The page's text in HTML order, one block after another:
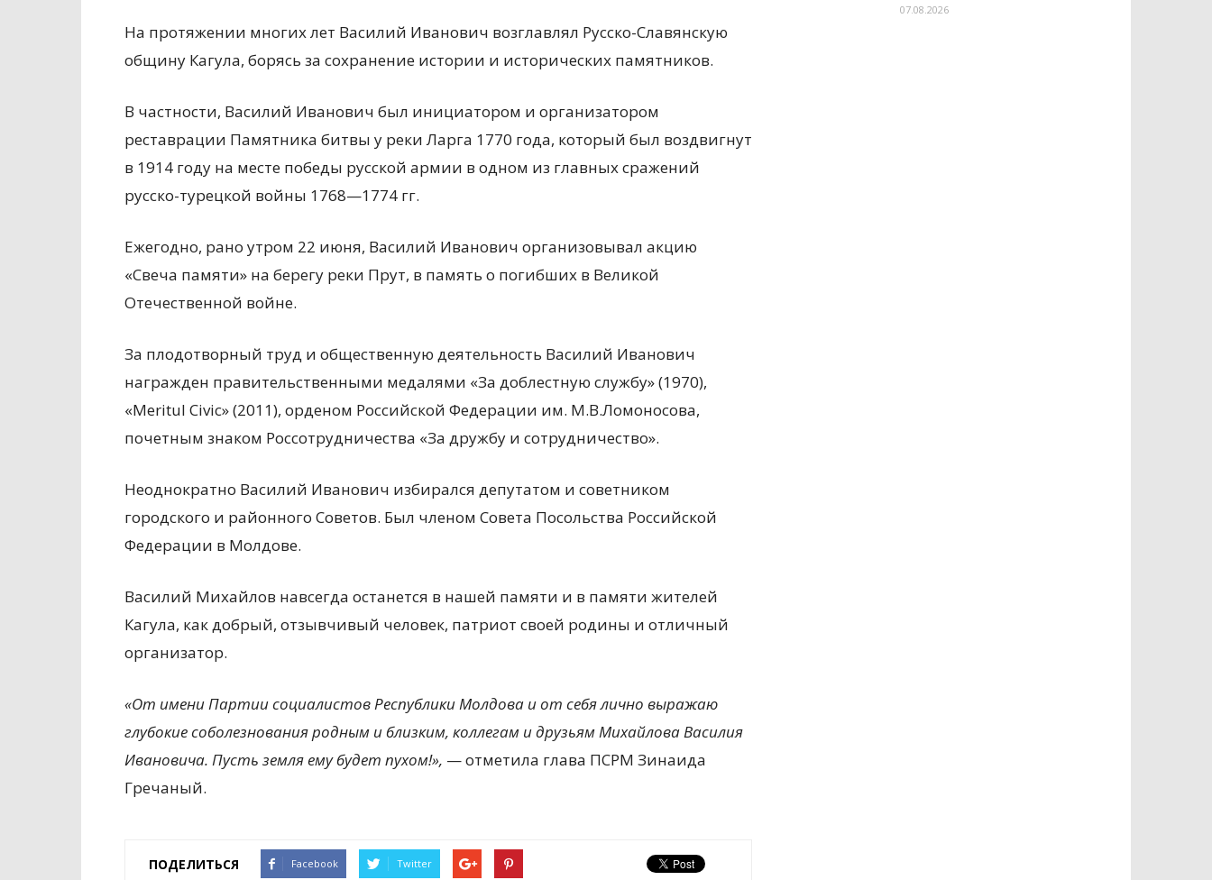
На протяжении многих лет Василий Иванович возглавлял Русско-Славянскую
общину Кагула, борясь за сохранение истории и исторических памятников.
В частности, Василий Иванович был инициатором и организатором
реставрации Памятника битвы у реки Ларга 1770 года, который был воздвигнут
в 1914 году на месте победы русской армии в одном из главных сражений
русско-турецкой войны 1768—1774 гг.
Ежегодно, рано утром 22 июня, Василий Иванович организовывал акцию
«Свеча памяти» на берегу реки Прут, в память о погибших в Великой
Отечественной войне.
За плодотворный труд и общественную деятельность Василий Иванович
награжден правительственными медалями «За доблестную службу» (1970),
«Meritul Civic» (2011), орденом Российской Федерации им. М.В.Ломоносова,
почетным знаком Россотрудничества «За дружбу и сотрудничество».
Неоднократно Василий Иванович избирался депутатом и советником
городского и районного Советов. Был членом Совета Посольства Российской
Федерации в Молдове.
Василий Михайлов навсегда останется в нашей памяти и в памяти жителей
Кагула, как добрый, отзывчивый человек, патриот своей родины и отличный
организатор.
«От имени Партии социалистов Республики Молдова и от себя лично выражаю
глубокие соболезнования родным и близким, коллегам и друзьям Михайлова Василия
Ивановича. Пусть земля ему будет пухом!», — отметила глава ПСРМ Зинаида
Гречаный.
ПОДЕЛИТЬСЯ Facebook Twitter
07.08.2026